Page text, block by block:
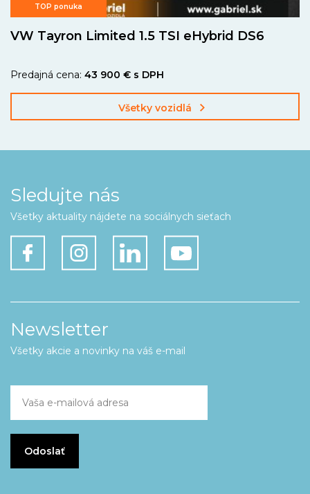
TOP ponuka
VW Tayron Limited 1.5 TSI eHybrid DS6
Predajná cena: 43 900 € s DPH
Všetky vozidlá
Sledujte nás
Všetky aktuality nájdete na sociálnych sieťach
Newsletter
Všetky akcie a novinky na váš e-mail